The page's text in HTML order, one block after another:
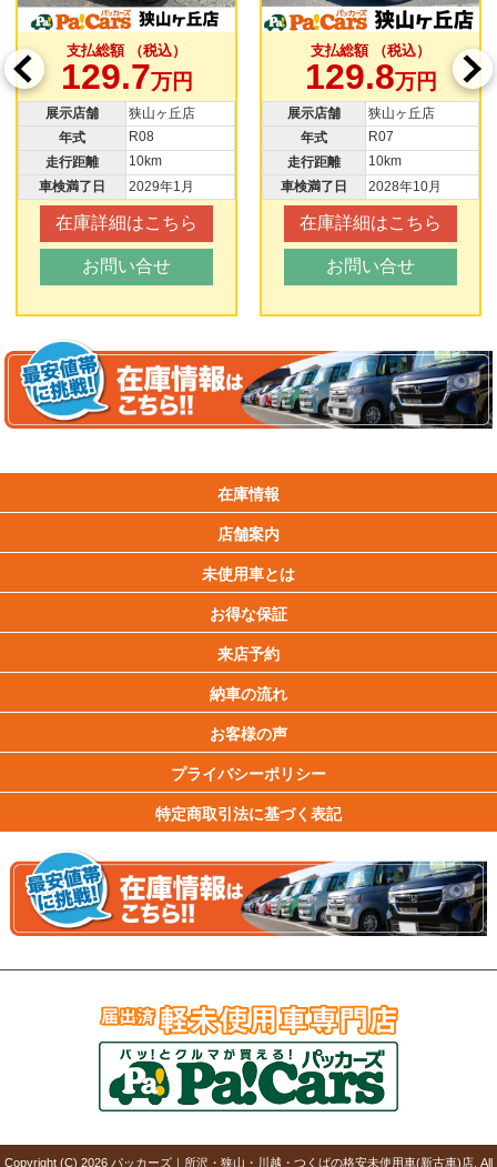
支払総額 （税込）
129.7万円
展示店舗
狭山ヶ丘店
年式
R08
走行距離
10km
車検満了日
2029年1月
在庫詳細はこちら
お問い合せ
支払総額 （税込）
129.8万円
展示店舗
狭山ヶ丘店
年式
R07
走行距離
10km
車検満了日
2028年10月
在庫詳細はこちら
お問い合せ
在庫情報
店舗案内
未使用車とは
お得な保証
来店予約
納車の流れ
お客様の声
プライバシーポリシー
特定商取引法に基づく表記
Copyright (C) 2026 パッカーズ｜所沢・狭山・川越・つくばの格安未使用車(新古車)店 . All